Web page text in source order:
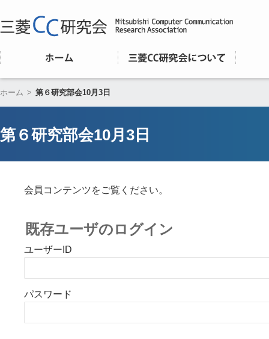
ホーム > 第６研究部会10月3日
第６研究部会10月3日
会員コンテンツをご覧ください。
既存ユーザのログイン
ユーザーID
パスワード